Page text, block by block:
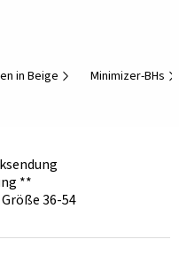
in Beige Minimizer-BHs
**
36-54